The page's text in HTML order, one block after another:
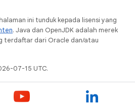
ini tunduk kepada lisensi yang
. Java dan OpenJDK adalah merek
terdaftar dari Oracle dan/atau
07-15 UTC.